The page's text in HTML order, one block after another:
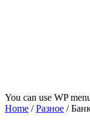
You can use WP
Home /Разное /